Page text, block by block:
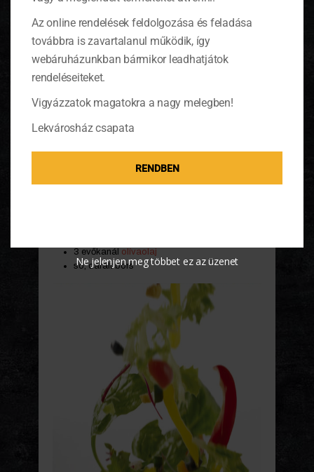
Vörösáfonyás salátaöntet
2 evőkanál vörösáfonya
3 evőkanál olívaolaj
só, darált bors
Az online rendelések feldolgozása és feladása
továbbra is zavartalanul működik, így
webáruházunkban bármikor leadhatjátok
rendeléseiteket.
Vigyázzatok magatokra a nagy melegben!
Lekvárosház csapata
RENDBEN
Ne jelenjen meg többet ez az üzenet